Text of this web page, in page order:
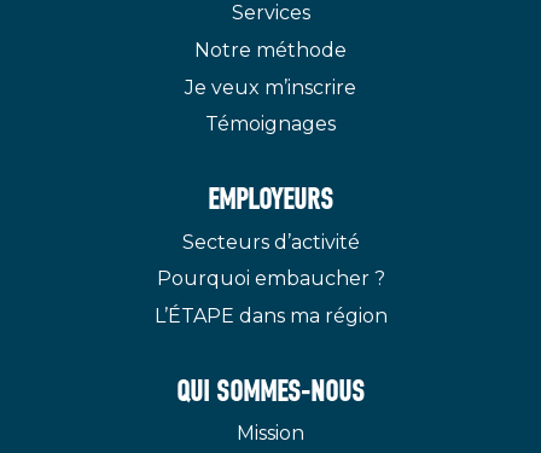
Services
Notre méthode
Je veux m’inscrire
Témoignages
EMPLOYEURS
Secteurs d’activité
Pourquoi embaucher ?
L’ÉTAPE dans ma région
QUI SOMMES-NOUS
Mission